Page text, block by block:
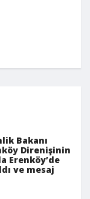
Bakanı
Direnişinin
Erenköy’de
ve mesaj